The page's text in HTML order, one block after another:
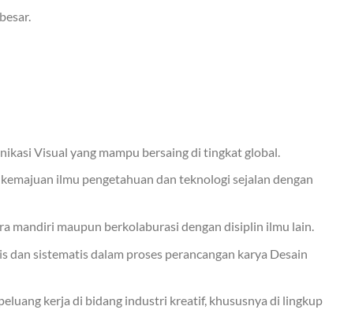
Visual yang mampu bersaing di tingkat global.
ilmu pengetahuan dan teknologi sejalan dengan
mandiri maupun berkolaburasi dengan disiplin ilmu lain.
sistematis dalam proses perancangan karya Desain
kerja di bidang industri kreatif, khususnya di lingkup